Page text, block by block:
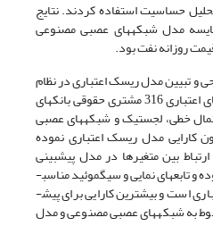
حساسیت استفاده کردند. نتایج
مدل شبکه­های عصبی مصنوعی
روزانه نفت بود.
(1385) در طراحی و تبیین مدل ریسک اعتباری در نظام
بانکی کشور با استفاده از داده­های اعتباری 316 مشتری حقوقی بانک­های
خطی، لجستیک و شبکه­های عصبی
کارایی مدل ریسک اعتباری نموده
بین متغیرها در مدل پیش­بینی
ریسک اعتباری به صورت خطی نبوده و تابع­های نمایی و سیگموئید مناسب­
ترین مدل­های پیش­بینی ریسک اعتباری است و بیشترین کارایی برای پیش­
به شبکه­های عصبی مصنوعی و مدل